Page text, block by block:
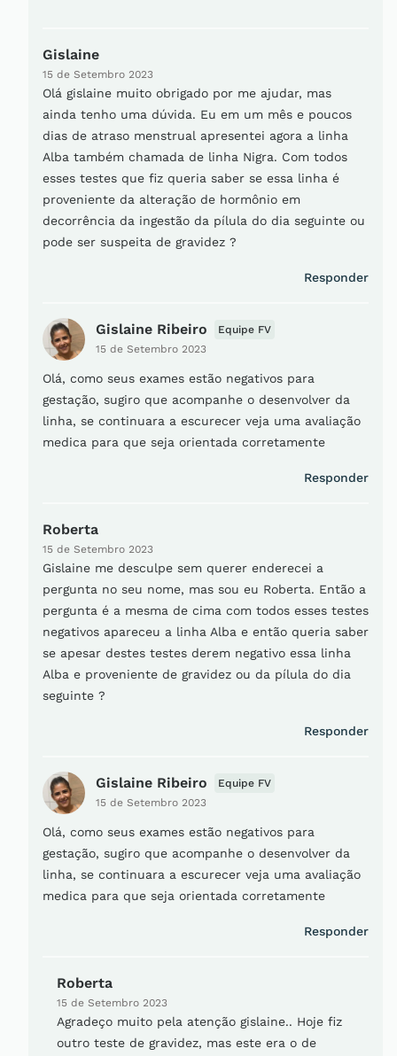
Gislaine
15 de Setembro 2023
Olá gislaine muito obrigado por me ajudar, mas
ainda tenho uma dúvida. Eu em um mês e poucos
dias de atraso menstrual apresentei agora a linha
Alba também chamada de linha Nigra. Com todos
esses testes que fiz queria saber se essa linha é
proveniente da alteração de hormônio em
decorrência da ingestão da pílula do dia seguinte ou
pode ser suspeita de gravidez ?
Responder
Gislaine Ribeiro
15 de Setembro 2023
Equipe FV
Olá, como seus exames estão negativos para
gestação, sugiro que acompanhe o desenvolver da
linha, se continuara a escurecer veja uma avaliação
medica para que seja orientada corretamente
Responder
Roberta
15 de Setembro 2023
Gislaine me desculpe sem querer enderecei a
pergunta no seu nome, mas sou eu Roberta. Então a
pergunta é a mesma de cima com todos esses testes
negativos apareceu a linha Alba e então queria saber
se apesar destes testes derem negativo essa linha
Alba e proveniente de gravidez ou da pílula do dia
seguinte ?
Responder
Gislaine Ribeiro
15 de Setembro 2023
Equipe FV
Olá, como seus exames estão negativos para
gestação, sugiro que acompanhe o desenvolver da
linha, se continuara a escurecer veja uma avaliação
medica para que seja orientada corretamente
Responder
Roberta
15 de Setembro 2023
Agradeço muito pela atenção gislaine.. Hoje fiz
outro teste de gravidez, mas este era o de